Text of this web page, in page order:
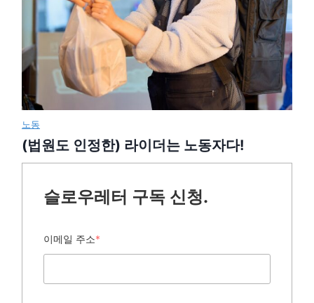
노동
(법원도 인정한) 라이더는 노동자다!
슬로우레터 구독 신청.
이메일 주소*